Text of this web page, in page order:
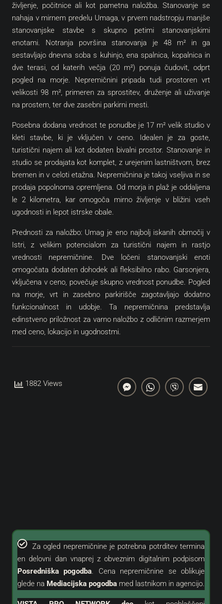
življenje, počitnice ali kot pametna naložba. Stanovanje se
nahaja v mirnem predelu Umaga, v prvem nadstropju manjše
stanovanjske stavbe s skupno petimi stanovanjskimi
enotami. Notranja površina stanovanja je 48 m² in ga
sestavljajo dnevna soba s kuhinjo, ena spalnica, kopalnica in
dve terasi, od katerih večja (20 m²) ponuja čudovit, odprt
pogled na morje. Nepremičnini pripada tudi prostoren vrt
velikosti 98 m², primeren za sprostitev, druženje ali uživanje
na prostem, ter dve zasebni parkirni mesti.
Posebna dodana vrednost te ponudbe je 17 m² velik studio v
kleti stavbe, ki je vključen v ceno. Idealen je za goste,
turistični najem ali kot dodaten bivalni prostor. Stanovanje in
studio se prodajata kot komplet, z urejenim lastništvom, brez
bremen in v celoti etažna. Nepremičnina je takoj vseljiva in se
prodaja popolnoma opremljena. Od morja in plaž je oddaljena
le 2 kilometra, kar omogoča mirno življenje v bližini vseh
ugodnosti in lepot istrske obale.
Prednosti za naložbo: Umag je eno najbolj iskanih območij v
Istri, z velikim potencialom za turistični najem in rastjo
vrednosti nepremičnine. Dve ločeni stanovanjski enoti
omogočata dodaten dohodek ali fleksibilno rabo. Garsonjera,
vključena v ceno, povečuje skupno vrednost ponudbe. Pogled
na morje, vrt in zasebno parkirišče zagotavljajo dodatno
funkcionalnost in udobje. Ta nepremičnina predstavlja
edinstveno priložnost za varno naložbo z odličnim razmerjem
med ceno, lokacijo in ugodnostmi.
1882 Views
Za ogled nepremičnine je potrebna potrditev termina
en delovni dan vnaprej z obveznim digitalnim podpisom
Posredniška pogodba. Cena nepremičnine se oblikuje
glede na Mediacijska pogodbamed lastnikom in agencijo.